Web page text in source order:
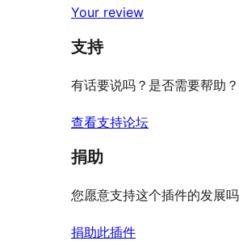
价
评
价
星
评
1
星
价
Your review
支持
有话要说吗？是否需要帮助？
查看支持论坛
捐助
您愿意支持这个插件的发展
捐助此插件